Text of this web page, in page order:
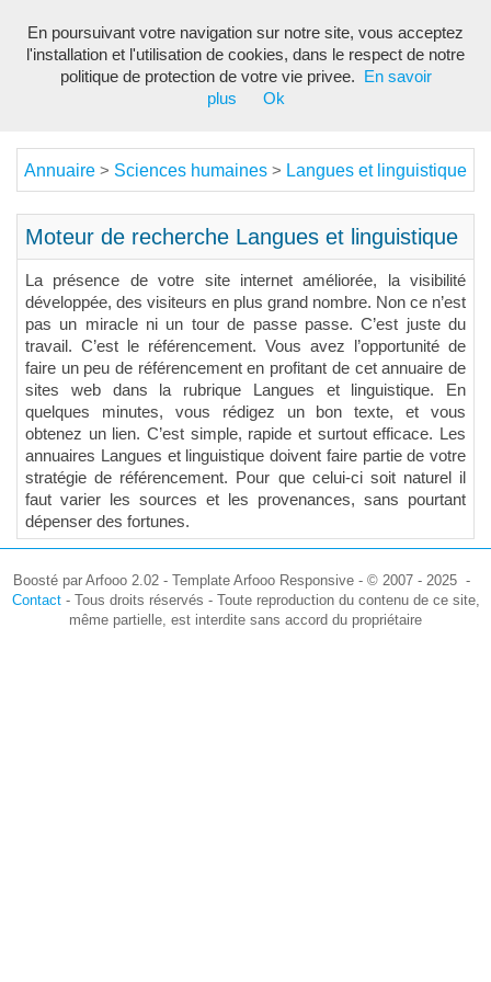
Annuaire > Sciences humaines > Langues et linguistique
Moteur de recherche Langues et linguistique
La présence de votre site internet améliorée, la visibilité
développée, des visiteurs en plus grand nombre. Non ce n’est
pas un miracle ni un tour de passe passe. C’est juste du
travail. C’est le référencement. Vous avez l’opportunité de
faire un peu de référencement en profitant de cet annuaire de
sites web dans la rubrique Langues et linguistique. En
quelques minutes, vous rédigez un bon texte, et vous
obtenez un lien. C’est simple, rapide et surtout efficace. Les
annuaires Langues et linguistique doivent faire partie de votre
stratégie de référencement. Pour que celui-ci soit naturel il
faut varier les sources et les provenances, sans pourtant
dépenser des fortunes.
Boosté par Arfooo 2.02 - Template Arfooo Responsive - © 2007 - 2025 -
Contact- Tous droits réservés - Toute reproduction du contenu de ce site,
même partielle, est interdite sans accord du propriétaire
En poursuivant votre navigation sur notre site, vous acceptez
l'installation et l'utilisation de cookies, dans le respect de notre
politique de protection de votre vie privee.
En savoir
plus
Ok